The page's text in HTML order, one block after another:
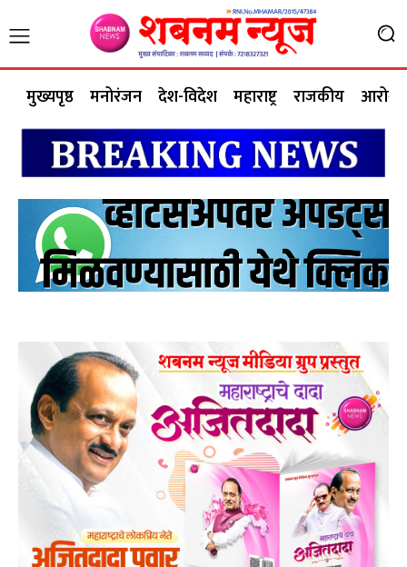
मुख्यपृष्ठ मनोरंजन देश-विदेश महाराष्ट्र राजकीय आरोग्य